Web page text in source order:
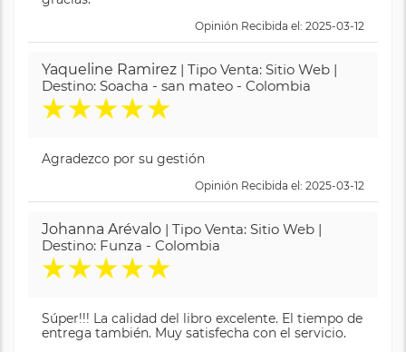
Opinión Recibida el: 2025-03-12
Yaqueline Ramirez | Tipo Venta: Sitio Web |
Destino: Soacha - san mateo - Colombia
★★★★★
Agradezco por su gestión
Opinión Recibida el: 2025-03-12
Johanna Arévalo | Tipo Venta: Sitio Web |
Destino: Funza - Colombia
★★★★★
Súper!!! La calidad del libro excelente. El tiempo de
entrega también. Muy satisfecha con el servicio.